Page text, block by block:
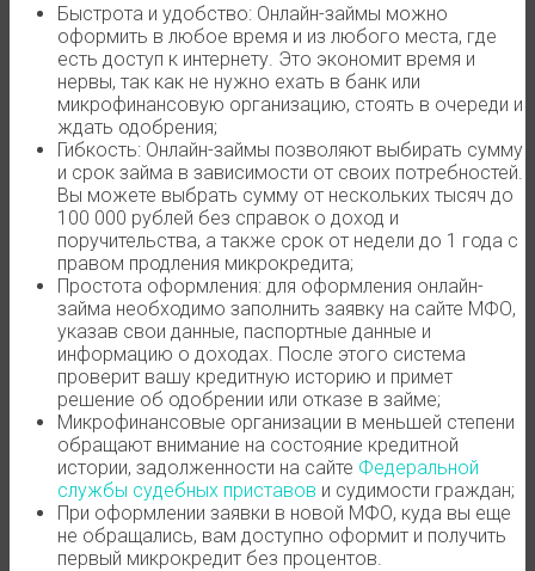
Быстрота и удобство: Онлайн-займы можно
оформить в любое время и из любого места, где
есть доступ к интернету. Это экономит время и
нервы, так как не нужно ехать в банк или
микрофинансовую организацию, стоять в очереди и
ждать одобрения;
Гибкость: Онлайн-займы позволяют выбирать сумму
и срок займа в зависимости от своих потребностей.
Вы можете выбрать сумму от нескольких тысяч до
100 000 рублей без справок о доход и
поручительства, а также срок от недели до 1 года с
правом продления микрокредита;
Простота оформления: для оформления онлайн-
займа необходимо заполнить заявку на сайте МФО,
указав свои данные, паспортные данные и
информацию о доходах. После этого система
проверит вашу кредитную историю и примет
решение об одобрении или отказе в займе;
Микрофинансовые организации в меньшей степени
обращают внимание на состояние кредитной
истории, задолженности на сайте Федеральной
службы судебных приставов и судимости граждан;
При оформлении заявки в новой МФО, куда вы еще
не обращались, вам доступно оформит и получить
первый микрокредит без процентов.